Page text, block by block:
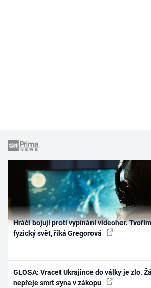
Hráči bojují proti vypínání videoher.
fyzický svět, říká Gregorová
GLOSA: Vracet Ukrajince do války je zlo.
nepřeje smrt syna v zákopu